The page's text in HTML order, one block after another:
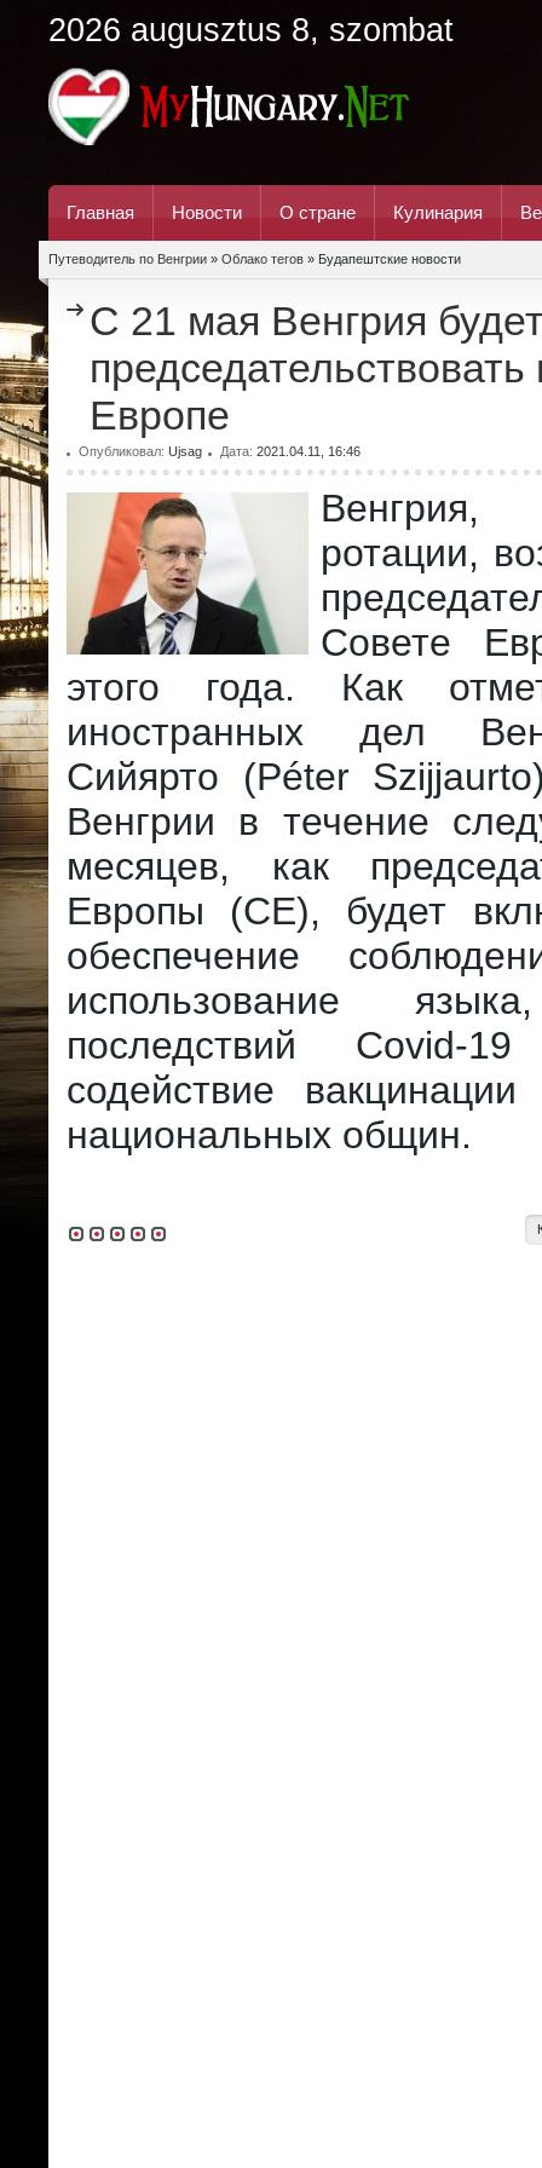
2026 augusztus 8, szombat
Главная Новости О стране Кулинария
Путеводитель по Венгрии » Облако тегов » Будапештские новости
С 21 мая Венгрия
Европе
Опубликовал: Ujsag Дата: 2021.04.11, 16:46
ротации,
Совете
этого года. Как
иностранных дел
Сийярто (Péter
Венгрии в течение
месяцев, как
Европы (СЕ), будет
обеспечение
использование
последствий Covid-
содействие
национальных общин.